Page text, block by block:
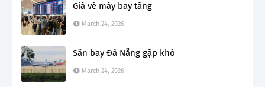
Giá vé máy bay tăng
March 24, 2026
Sân bay Đà Nẵng gặp khó
March 24, 2026